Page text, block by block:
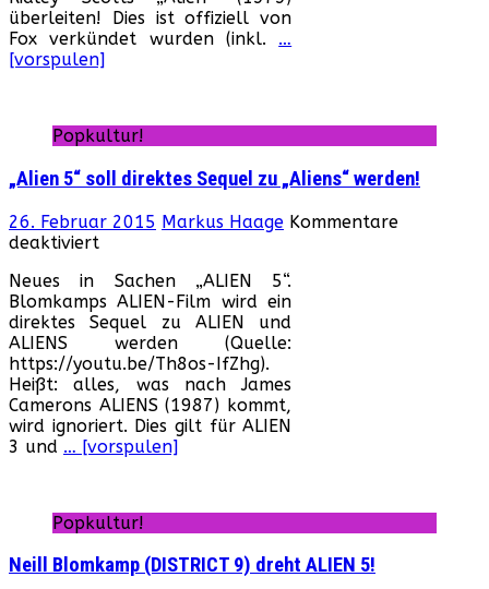
überleiten! Dies ist offiziell von
Fox verkündet wurden (inkl. …
[vorspulen]
Popkultur!
„Alien 5“ soll direktes Sequel zu „Aliens“ werden!
26. Februar 2015 Markus Haage Kommentare
deaktiviert
5“
soll
direktes
Sequel
zu
„Aliens“
werden!
Neues in Sachen „ALIEN 5“.
Blomkamps ALIEN-Film wird ein
direktes Sequel zu ALIEN und
ALIENS werden (Quelle:
https://youtu.be/Th8os-IfZhg).
Heißt: alles, was nach James
Camerons ALIENS (1987) kommt,
wird ignoriert. Dies gilt für ALIEN
3 und … [vorspulen]
Popkultur!
Neill Blomkamp (DISTRICT 9) dreht ALIEN 5!